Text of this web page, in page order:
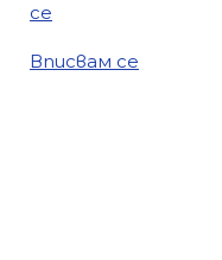
се
Вписвам се